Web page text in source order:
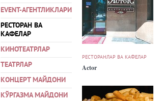
EVENT-АГЕНТЛИКЛАРИ
РЕСТОРАН ВА
КАФЕЛАР
КИНОТЕАТРЛАР
ТЕАТРЛАР
КОНЦЕРТ МАЙДОНИ
КЎРГАЗМА МАЙДОНИ
РЕСТОРАНЛАР ВА КАФЕЛАР
Actor